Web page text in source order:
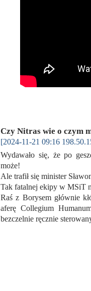
Czy Nitras wie o czym
[2024-11-21 09:16
Wydawało się, że po
może!
Ale trafił się minister
Tak fatalnej ekipy w MSiT
Raś z Borysem głównie
aferę Collegium
bezczelnie ręcznie